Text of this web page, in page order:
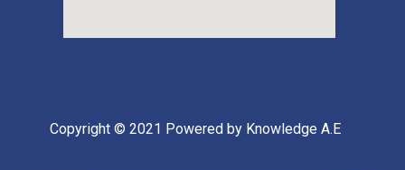
Copyright © 2021 Powered by Knowledge A.E